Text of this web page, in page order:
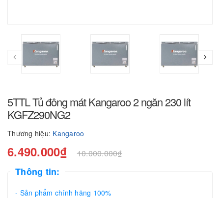
5TTL Tủ đông mát Kangaroo 2 ngăn 230 lít
KGFZ290NG2
Thương hiệu: Kangaroo
6.490.000₫ 10.000.000₫
Thông tin:
- Sản phẩm chính hãng 100%